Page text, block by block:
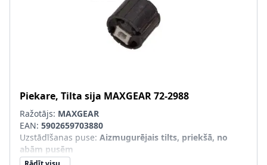
Piekare, Tilta sija MAXGEAR72-2988
Ražotājs: MAXGEAR
EAN: 5902659703880
Uzstādīšanas puse: Aizmugurējais tilts, priekšā, no
abām pusēm